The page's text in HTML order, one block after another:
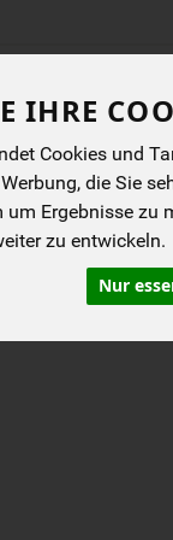
IHRE
Cookies und
die Sie
Ergebnisse zu
zu entwickeln.
Nur
Produkt
& Kakao Kakao